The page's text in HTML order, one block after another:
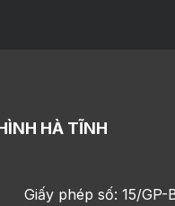
HÀ TĨNH
Giấy phép số: 15/